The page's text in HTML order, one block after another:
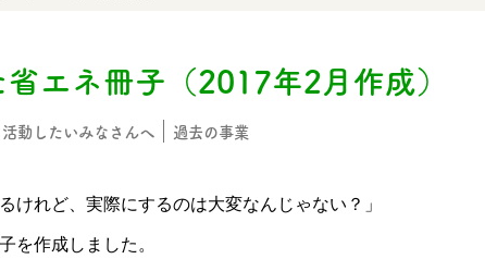
エネ冊子（2017年2月作成）
活動したいみなさんへ 過去の事業
けれど、実際にするのは大変なんじゃない？」
を作成しました。